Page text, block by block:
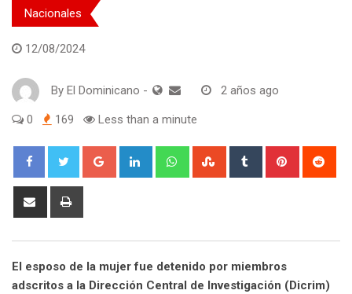
Nacionales
12/08/2024
By El Dominicano - 2 años ago
0 169 Less than a minute
Google+ LinkedIn WhatsappStumbleUpon
Tumblr Pinterest
Share
El esposo de la mujer fue detenido por miembros
adscritos a la Dirección Central de Investigación (Dicrim)